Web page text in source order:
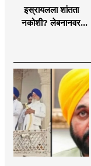
इस्रायलला शांतता
नकोशी? लेबनानवर
इराण-अमेरिकेत आरोप-
प्रत्यारोप